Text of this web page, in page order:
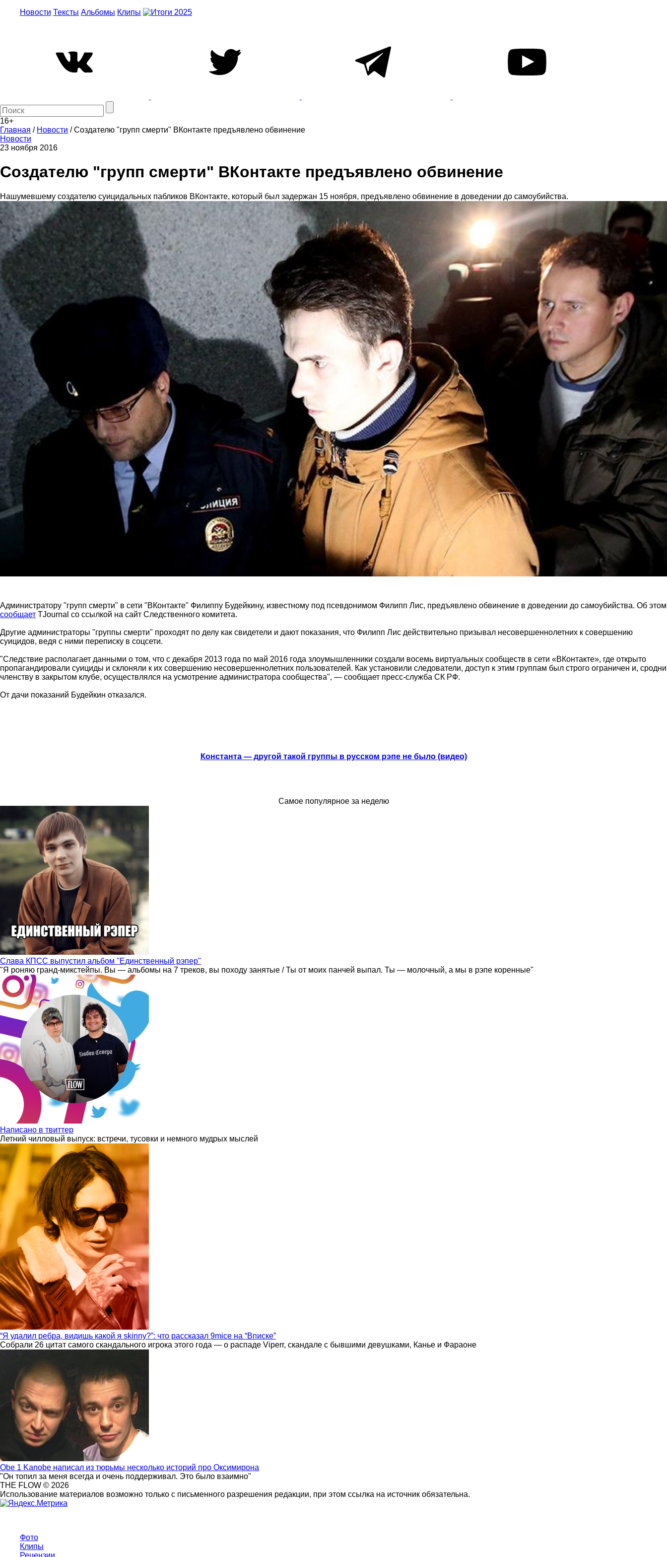
Новости Тексты Альбомы Клипы
16+
Главная / Новости /Создателю "групп смерти" ВКонтакте предъявлено обвинение
Новости
23 ноября 2016
Создателю "групп смерти" ВКонтакте предъявлено обвинение
Нашумевшему создателю суицидальных пабликов ВКонтакте, который был задержан 15 ноября, предъявлено обвинение в доведении до самоубийства.
Администратору "групп смерти" в сети "ВКонтакте" Филиппу Будейкину, известному под псевдонимом Филипп Лис, предъявлено обвинение в доведении до самоубийства. Об этом
сообщает TJournal со ссылкой на сайт Следственного комитета.
Другие администраторы "группы смерти" проходят по делу как свидетели и дают показания, что Филипп Лис действительно призывал несовершеннолетних к совершению
суицидов, ведя с ними переписку в соцсети.
"Следствие располагает данными о том, что с декабря 2013 года по май 2016 года злоумышленники создали восемь виртуальных сообществ в сети «ВКонтакте», где открыто
пропагандировали суициды и склоняли к их совершению несовершеннолетних пользователей. Как установили следователи, доступ к этим группам был строго ограничен и, сродни
членству в закрытом клубе, осуществлялся на усмотрение администратора сообщества", — сообщает пресс-служба СК РФ.
От дачи показаний Будейкин отказался.
Константа — другой такой группы в русском рэпе не было (видео)
Самое популярное за неделю
Слава КПСС выпустил альбом "Единственный рэпер"
"Я роняю гранд-микстейпы. Вы — альбомы на 7 треков, вы походу занятые / Ты от моих панчей выпал. Ты — молочный, а мы в рэпе коренные"
Написано в твиттер
Летний чилловый выпуск: встречи, тусовки и немного мудрых мыслей
“Я удалил ребра, видишь какой я skinny?”: что рассказал 9mice на “Вписке”
Собрали 26 цитат самого скандального игрока этого года — о распаде Viperr, скандале с бывшими девушками, Канье и Фараоне
Obe 1 Kanobe написал из тюрьмы несколько историй про Оксимирона
"Он топил за меня всегда и очень поддерживал. Это было взаимно"
THE FLOW © 2026
Использование материалов возможно только с письменного разрешения редакции, при этом ссылка на источник обязательна.
Фото
Клипы
Рецензии